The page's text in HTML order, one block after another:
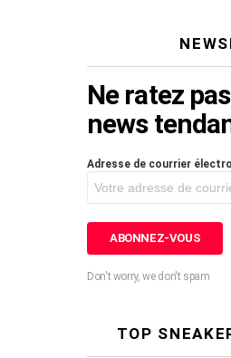
Ne ratez
news
Adresse de courrier
Don't worry, we don't spam
TOP